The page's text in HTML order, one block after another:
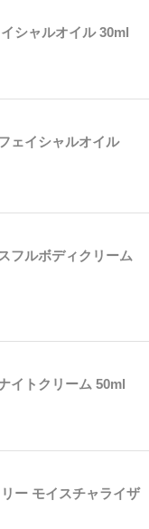
シャルオイル 30ml
ェイシャルオイル
フルボディクリーム
イトクリーム 50ml
ー モイスチャライザ